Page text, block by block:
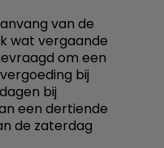
van de
wat vergaande
om een
bij
bij
een dertiende
de zaterdag